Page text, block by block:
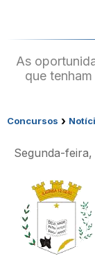
As
que
Concursos ›
Segunda-